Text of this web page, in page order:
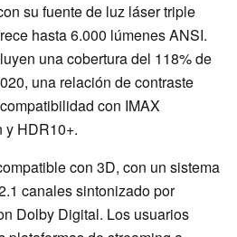
su fuente de luz láser triple
hasta 6.000 lúmenes ANSI.
una cobertura del 118% de
una relación de contraste
con IMAX
y HDR10+.
con 3D, con un sistema
canales sintonizado por
Dolby Digital. Los usuarios